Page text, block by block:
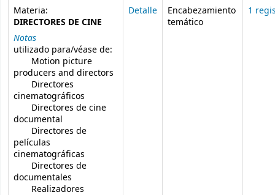
Materia:
DIRECTORES DE CINE
Notas
utilizado para/véase de:
Motion picture
producers and directors
Directores
cinematográficos
Directores de cine
documental
Directores de
películas
cinematográficas
Directores de
documentales
Realizadores
Detalle
Encabezamiento
temático
1